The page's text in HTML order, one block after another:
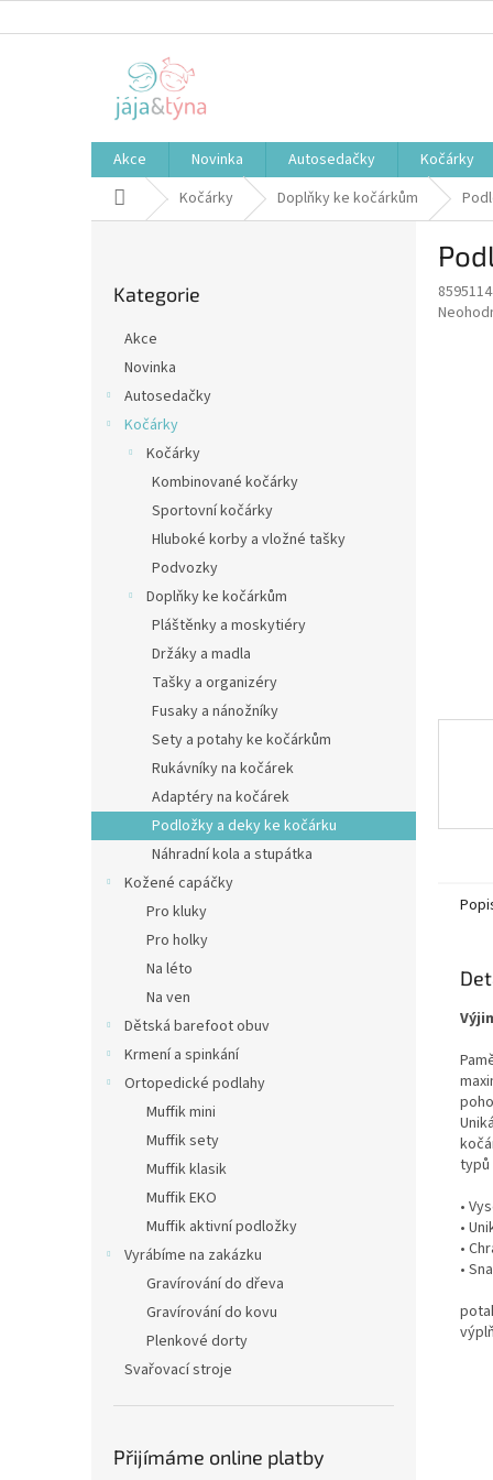
na
Akce Novinka Autosedačky
Kočárky
Domů Kočárky Doplňky ke kočárkům
kategorie
Kategorie
Akce
Novinka
Autosedačky
Kočárky
Kočárky
Kombinované kočárky
Sportovní kočárky
Hluboké korby a vložné tašky
Podvozky
Doplňky ke kočárkům
Pláštěnky a moskytiéry
Držáky a madla
Tašky a organizéry
Fusaky a nánožníky
Sety a potahy ke kočárkům
Rukávníky na kočárek
Adaptéry na kočárek
Podložky a deky ke kočárku
Náhradní kola a stupátka
Kožené capáčky
Pro kluky
Pro holky
Na léto
Na ven
Dětská barefoot obuv
Krmení a spinkání
Ortopedické podlahy
Muffik mini
Muffik sety
Muffik klasik
Muffik EKO
Muffik aktivní podložky
Vyrábíme na zakázku
Gravírování do dřeva
Gravírování do kovu
Plenkové dorty
Svařovací stroje
Přijímáme online platby
typů
•
•
•
•